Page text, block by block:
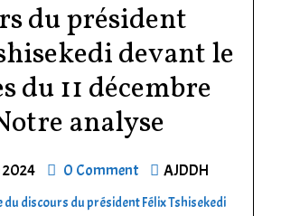
du président
devant le
du 11 décembre
analyse
2024 0 Comment AJDDH
discours du président Félix Tshisekedi